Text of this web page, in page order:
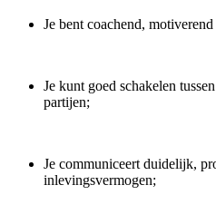
Je bent coachend,
Je kunt goed schakelen
partijen;
Je communiceert duidelijk,
inlevingsvermogen;